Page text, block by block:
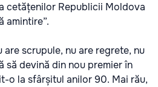
cetățenilor Republicii Moldova
amintire”.
are scrupule, nu are regrete, nu
să devină din nou premier în
o la sfârșitul anilor 90. Mai rău,